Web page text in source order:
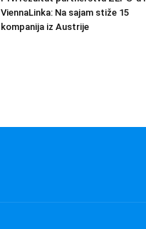
ViennaLinka: Na sajam stiže 15
kompanija iz Austrije